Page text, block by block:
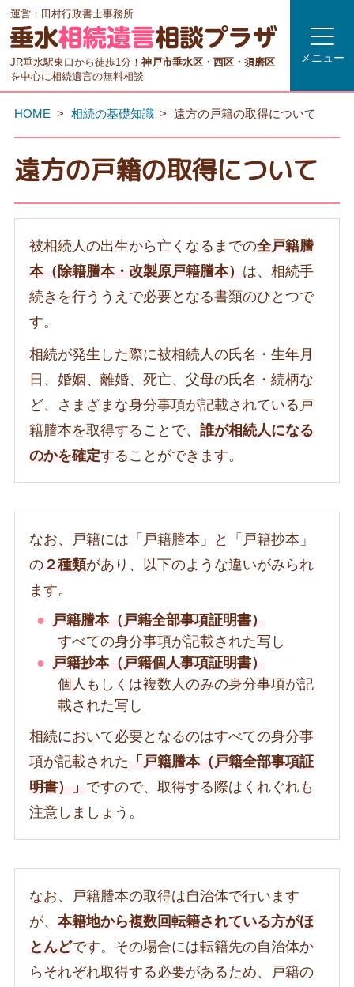
運営：田村行政書士事務所
JR垂水駅東口から徒歩1分！神戸市垂水区・西区・須磨区
を中心に相続遺言の無料相談
メニュー
HOME 相続の基礎知識 遠方の戸籍の取得について
遠方の戸籍の取得について
被相続人の出生から亡くなるまでの全戸籍謄
本（除籍謄本・改製原戸籍謄本） は、相続手
続きを行ううえで必要となる書類のひとつで
す。
相続が発生した際に被相続人の氏名・生年月
日、婚姻、離婚、死亡、父母の氏名・続柄な
ど、さまざまな身分事項が記載されている戸
籍謄本を取得することで、 誰が相続人になる
のかを確定することができます。
なお、戸籍には「戸籍謄本」と「戸籍抄本」
の２種類があり、以下のような違いがみられ
ます。
戸籍謄本（戸籍全部事項証明書）
すべての身分事項が記載された写し
戸籍抄本（戸籍個人事項証明書）
個人もしくは複数人のみの身分事項が記
載された写し
相続において必要となるのはすべての身分事
項が記載された 「戸籍謄本（戸籍全部事項証
明書）」 ですので、取得する際はくれぐれも
注意しましょう。
なお、戸籍謄本の取得は自治体で行います
が、 本籍地から複数回転籍されている方がほ
とんどです。その場合には転籍先の自治体か
らそれぞれ取得する必要があるため、戸籍の